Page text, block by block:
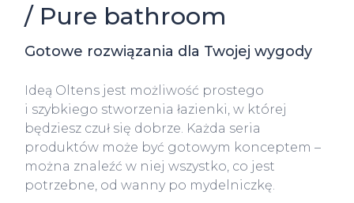
/ Pure bathroom
Gotowe rozwiązania dla Twojej wygody
Ideą Oltens jest możliwość prostego
i szybkiego stworzenia łazienki, w której
będziesz czuł się dobrze. Każda seria
produktów może być gotowym konceptem –
można znaleźć w niej wszystko, co jest
potrzebne, od wanny po mydelniczkę.